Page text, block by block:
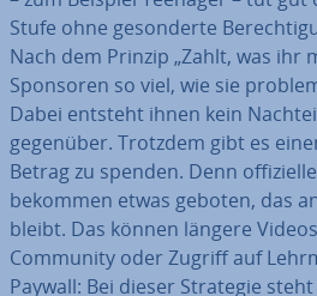
Stufe ohne ge­son­der­te
Nach dem Prinzip „Zahlt, was ihr
Sponsoren so viel, wie sie
Dabei entsteht ihnen kein
gegenüber. Trotzdem gibt es
Betrag zu spenden. Denn
bekommen etwas geboten, das
bleibt. Das können längere
Community oder Zugriff auf
Paywall: Bei dieser Strategie